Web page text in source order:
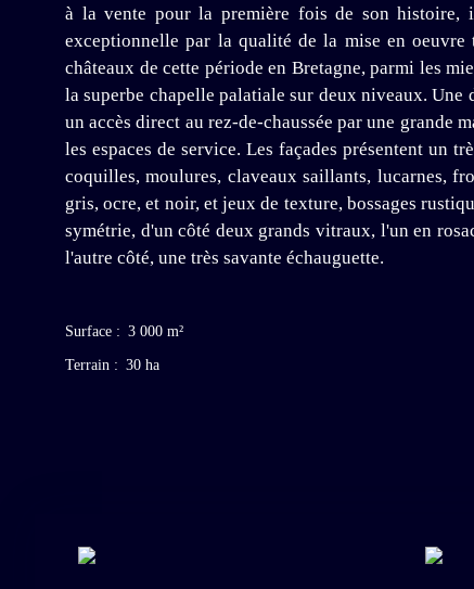
à la vente pour la première fois de son histoire,
exceptionnelle par la qualité de la mise en
châteaux de cette période en Bretagne, parmi les
la superbe chapelle palatiale sur deux niveaux.
un accès direct au rez-de-chaussée par une grande
les espaces de service. Les façades présentent un
coquilles, moulures, claveaux saillants, lucarnes,
gris, ocre, et noir, et jeux de texture, bossages
symétrie, d'un côté deux grands vitraux, l'un en
l'autre côté, une très savante échauguette.
Surface : 3 000 m²
Terrain : 30 ha